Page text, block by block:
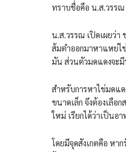
ทราบชื่อคือ น.ส.วรร
น.ส.วรรณ เปิดเผยว่า
ส้มตำออกมาหาแหย่ไ
มัน ส่วนตัวมดแดงจะมี
สำหรับการหาไข่มดแ
ขนาดเล็ก จึงต้องเลือ
ใหม่ เรียกได้ว่าเป็นอ
โดยมีจุดสังเกตคือ หา